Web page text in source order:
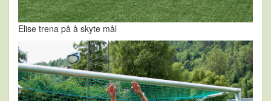
Elise trena på å skyte mål